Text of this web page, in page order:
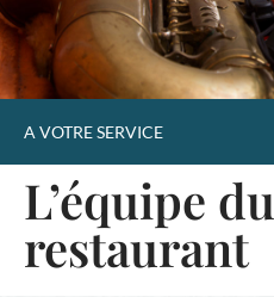
A VOTRE SERVICE
L’équipe du
restaurant